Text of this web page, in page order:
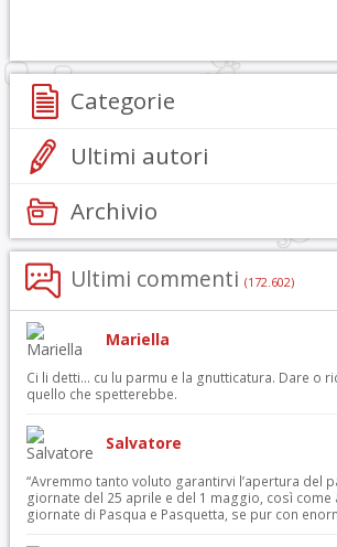
Categorie
Ultimi autori
Archivio
Ultimi commenti (172.602)
Mariella
Ci li detti… cu lu parmu e la gnutticatura. Dare o
quello che spetterebbe.
Salvatore
“Avremmo tanto voluto garantirvi l’apertura del
giornate del 25 aprile e del 1 maggio, così
giornate di Pasqua e Pasquetta, se pur con